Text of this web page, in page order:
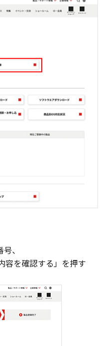
、
容を確認する」を押す